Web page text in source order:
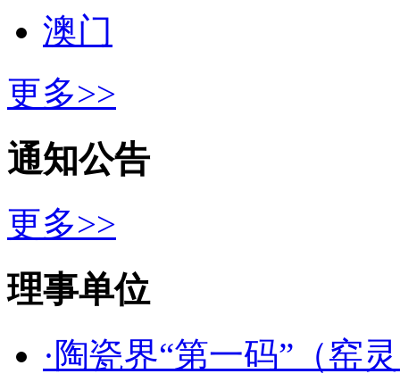
澳门
更多>>
通知公告
更多>>
理事单位
·陶瓷界“第一码”（窑